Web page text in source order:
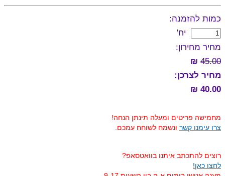
כמות להזמנה:
יח'
מחיר מחירון:
45.00
₪
מחיר לצרכן:
40.00 ₪
מחמישה פריטים ומעלה תינתן הנחה!
צרו עימנו קשר ונשמח לשוחח עמכם.
רוצים להתכתב איתנו בוואטסאפ?
לחצו כאן!